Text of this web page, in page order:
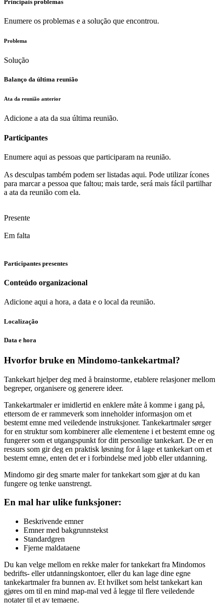
Principais problemas
Enumere os problemas e a solução que encontrou.
Problema
Solução
Balanço da última reunião
Ata da reunião anterior
Adicione a ata da sua última reunião.
Participantes
Enumere aqui as pessoas que participaram na reunião.
As desculpas também podem ser listadas aqui. Pode utilizar ícones
para marcar a pessoa que faltou; mais tarde, será mais fácil partilhar
a ata da reunião com ela.
Presente
Em falta
Participantes presentes
Conteúdo organizacional
Adicione aqui a hora, a data e o local da reunião.
Localização
Data e hora
Hvorfor bruke en Mindomo-tankekartmal?
Tankekart hjelper deg med å brainstorme, etablere relasjoner mellom
begreper, organisere og generere ideer.
Tankekartmaler er imidlertid en enklere måte å komme i gang på,
ettersom de er rammeverk som inneholder informasjon om et
bestemt emne med veiledende instruksjoner. Tankekartmaler sørger
for en struktur som kombinerer alle elementene i et bestemt emne og
fungerer som et utgangspunkt for ditt personlige tankekart. De er en
ressurs som gir deg en praktisk løsning for å lage et tankekart om et
bestemt emne, enten det er i forbindelse med jobb eller utdanning.
Mindomo gir deg smarte maler for tankekart som gjør at du kan
fungere og tenke uanstrengt.
En mal har ulike funksjoner:
Beskrivende emner
Emner med bakgrunnstekst
Standardgren
Fjerne maldataene
Du kan velge mellom en rekke maler for tankekart fra Mindomos
bedrifts- eller utdanningskontoer, eller du kan lage dine egne
tankekartmaler fra bunnen av. Et hvilket som helst tankekart kan
gjøres om til en mind map-mal ved å legge til flere veiledende
notater til et av temaene.